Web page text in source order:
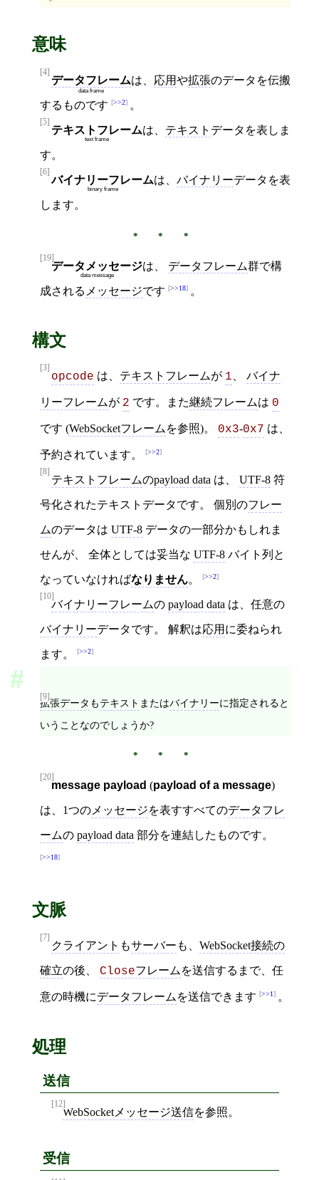
意味
[4]
データフレーム
data frame
は、 応用や拡張のデータを伝搬
するものです >>2 。
[5]
テキストフレーム
text frame
は、 テキスト データを表しま
す。
[6]
バイナリーフレーム
binary frame
は、 バイナリーデータを表
します。
[19]
データメッセージ
data message
は、 データフレーム群で構
成される メッセージです >>18 。
構文
[3]
opcode は、 テキストフレームが 1 バイナ
リーフレームが 2 です。また継続フレームは 0
です (WebSocketフレーム を参照)。 0x3-0x7 は、
予約されています。 >>2
[8]
テキストフレームのpayload data は、 UTF-8 符
号化されたテキストデータです。 個別のフレー
ムのデータは UTF-8 データの一部分かもしれま
せんが、 全体としては妥当な UTF-8 バイト列と
なっていなければなりません。 >>2
[10]
バイナリーフレームの payload data は、任意の
バイナリーデータです。 解釈は応用 に委ねられ
ます。 >>2
[9]
拡張データ もテキスト またはバイナリーに指定されると
いうことなのでしょうか?
[20]
message payload (payload of a message)
は、1つの メッセージを表すすべてのデータフレ
ームの payload data 部分を連結したものです。
>>18
文脈
[7]
クライアント もサーバー も、 WebSocket接続の
確立の後、 Closeフレーム を送信するまで、任
意の時機にデータフレーム を送信できます >>1 。
処理
送信
[12]
WebSocketメッセージ送信を参照。
受信